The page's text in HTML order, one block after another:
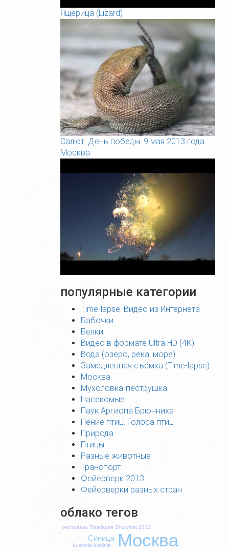
Ящерица (Lizard)
Салют. День победы. 9 мая 2013 года.
Москва
популярные категории
Time-lapse. Видео из Интернета
Бабочки
Белки
Видео в формате Ultra HD (4K)
Вода (озеро, река, море)
Замедленная съёмка (Time-lapse)
Москва
Мухоловка-пеструшка
Насекомые
Паук Аргиопа Брюнниха
Пение птиц. Голоса птиц
Природа
Птицы
Разные животные
Транспорт
Фейерверк 2013
Фейерверки разных стран
облако тегов
Москва
Синица
Luscinia luscinia
Фестиваль Timelapse Showfest 2013